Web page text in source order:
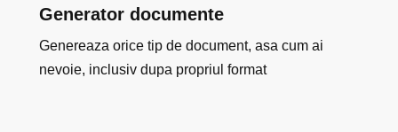
Generator documente
Genereaza orice tip de document, asa cum ai
nevoie, inclusiv dupa propriul format